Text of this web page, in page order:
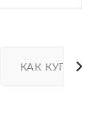
КАК КУПИТЬ